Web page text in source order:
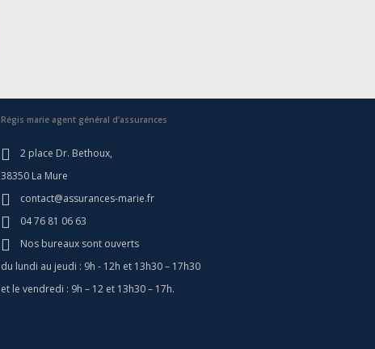
Régis marie agent général d’assurances
2 place Dr. Bethoux,
38350 La Mure
contact@assurances-marie.fr
04 76 81 06 63
Nos bureaux sont ouverts
du lundi au jeudi : 9h - 12h et 13h30 – 17h30
et le vendredi : 9h – 12 et 13h30 – 17h.